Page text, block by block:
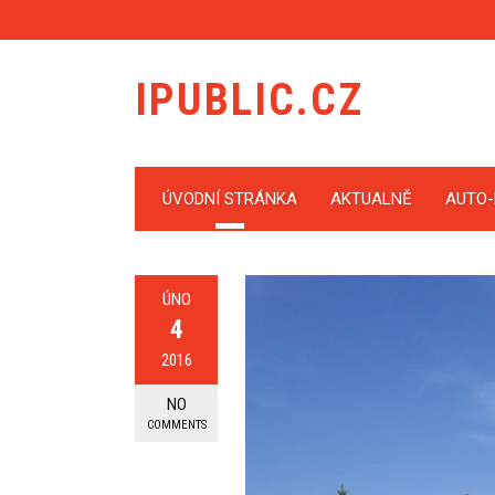
IPUBLIC.CZ
ÚVODNÍ STRÁNKA AKTUALNĚ
ÚNO
4
2016
NO
COMMENTS